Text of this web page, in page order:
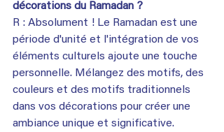
décorations du Ramadan ?
R : Absolument ! Le Ramadan est une
période d'unité et l'intégration de vos
éléments culturels ajoute une touche
personnelle. Mélangez des motifs, des
couleurs et des motifs traditionnels
dans vos décorations pour créer une
ambiance unique et significative.